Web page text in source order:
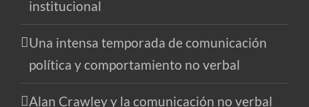
institucional
Una intensa temporada de comunicación
política y comportamiento no verbal
Alan Crawley y la comunicación no verbal